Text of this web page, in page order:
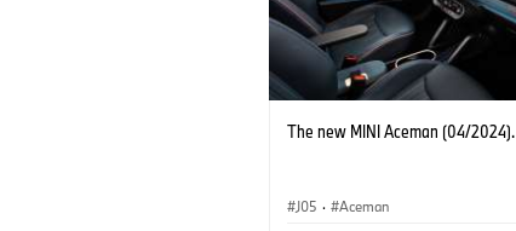
The new MINI Aceman (04/2024).
J05 · Aceman